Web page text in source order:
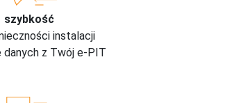
szybkość
instalacji
danych z Twój e-PIT